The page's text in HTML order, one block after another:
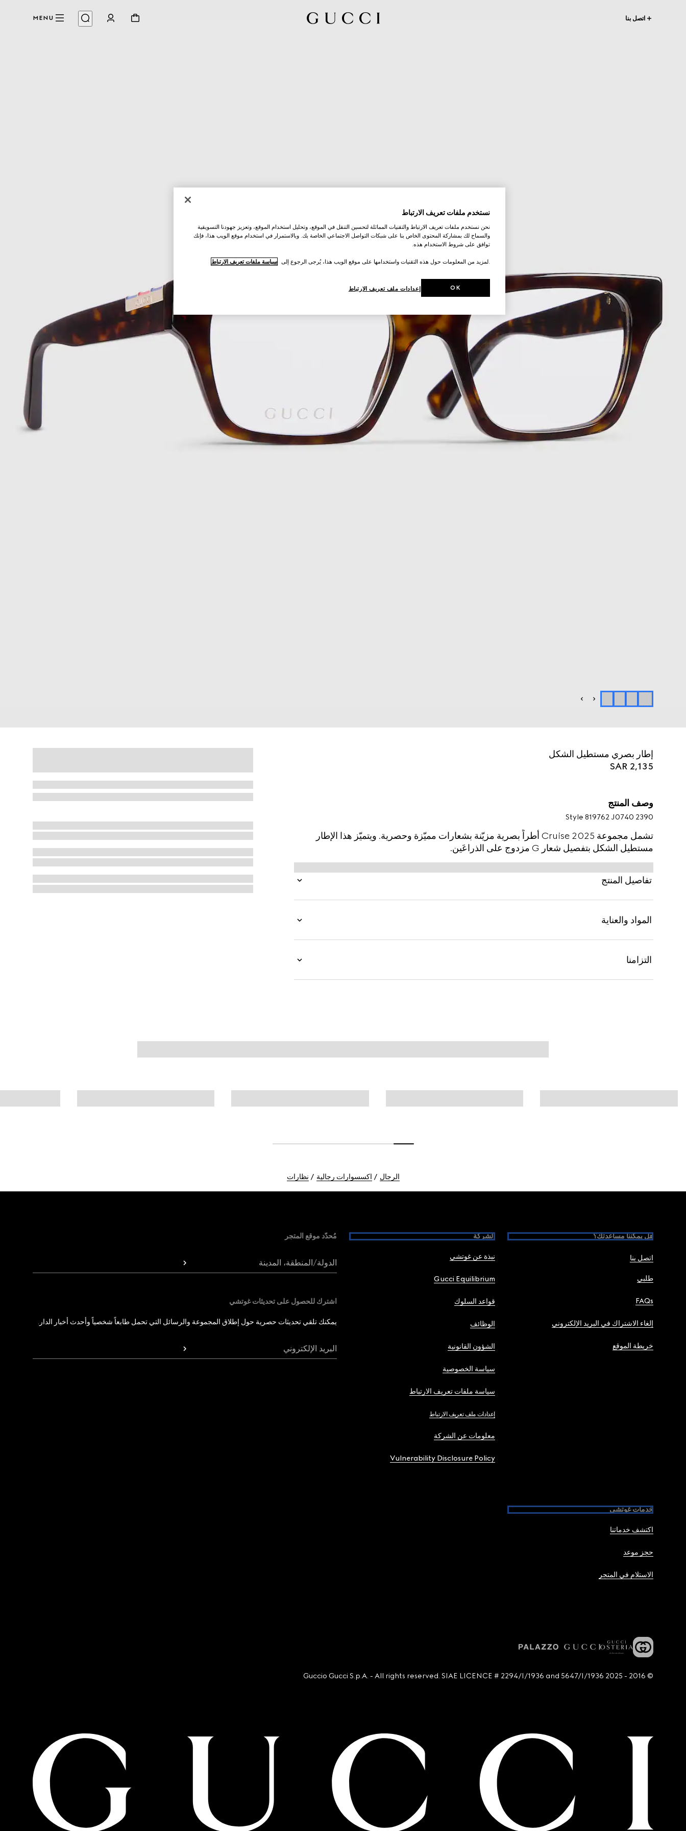
اتصل بنا MENU
إطار بصري مستطيل الشكل
SAR 2,135
وصف المنتج
Style ‎819762 J0740 2390
تشمل مجموعة Cruise 2025 أطراً بصرية مزيّنة بشعارات مميّزة وحصرية. ويتميّز هذا الإطار
مستطيل الشكل بتفصيل شعار G مزدوج على الذراعَين.
تفاصيل المنتج
المواد والعناية
التزامنا
الرجال اكسسوارات رجالية نظارات
هل يمكننا مساعدتك؟
اتصل بنا
طلبي
FAQs
إلغاء الاشتراك في البريد الإلكتروني
خريطة الموقع
الشركة
نبذة عن غوتشي
Gucci Equilibrium
قواعد السلوك
الوظائف
الشؤون القانونية
سياسة الخصوصية
سياسة ملفات تعريف الارتباط
إعدادات ملف تعريف الارتباط
معلومات عن الشركة
Vulnerability Disclosure Policy
خدمات غوتشي
اكتشف خدماتنا
حجز موعد
الاستلام في المتجر
مُحدّد موقع المتجر
الدولة/المنطقة، المدينة
اشترك للحصول على تحديثات غوتشي
يمكنك تلقي تحديثات حصرية حول إطلاق المجموعة والرسائل التي تحمل طابعاً شخصياً وأحدث أخبار الدار.
البريد الإلكتروني
© 2016 - 2025 Guccio Gucci S.p.A. - All rights reserved. SIAE LICENCE # 2294/I/1936 and 5647/I/1936
نستخدم ملفات تعريف الارتباط
نحن نستخدم ملفات تعريف الارتباط والتقنيات المماثلة لتحسين التنقل في الموقع، وتحليل استخدام الموقع، وتعزيز جهودنا التسويقية
والسماح لك بمشاركة المحتوى الخاص بنا على شبكات التواصل الاجتماعي الخاصة بك. وبالاستمرار في استخدام موقع الويب هذا، فإنك
توافق على شروط الاستخدام هذه.
.لمزيد من المعلومات حول هذه التقنيات واستخدامها على موقع الويب هذا، يُرجى الرجوع إلى سياسة ملفات تعريف الارتباط
إعدادات ملف تعريف الارتباط OK